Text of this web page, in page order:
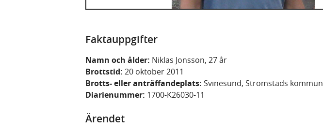
Faktauppgifter
Namn och ålder: Niklas Jonsson, 27 år
Brottstid: 20 oktober 2011
Brotts- eller anträffandeplats: Svinesund, Strömstads kommun
Diarienummer: 1700-K26030-11
Ärendet